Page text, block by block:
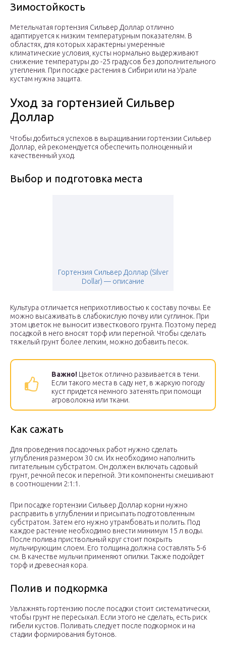
Зимостойкость
Метельчатая гортензия Сильвер Доллар отлично
адаптируется к низким температурным показателям. В
областях, для которых характерны умеренные
климатические условия, кусты нормально выдерживают
снижение температуры до -25 градусов без дополнительного
утепления. При посадке растения в Сибири или на Урале
кустам нужна защита.
Уход за гортензией Сильвер
Доллар
Чтобы добиться успехов в выращивании гортензии Сильвер
Доллар, ей рекомендуется обеспечить полноценный и
качественный уход.
Выбор и подготовка места
Гортензия Сильвер Доллар (Silver
Dollar) — описание
Культура отличается неприхотливостью к составу почвы. Ее
можно высаживать в слабокислую почву или суглинок. При
этом цветок не выносит известкового грунта. Поэтому перед
посадкой в него вносят торф или перегной. Чтобы сделать
тяжелый грунт более легким, можно добавить песок.
Важно! Цветок отлично развивается в тени.
Если такого места в саду нет, в жаркую погоду
куст придется немного затенять при помощи
агроволокна или ткани.
Как сажать
Для проведения посадочных работ нужно сделать
углубления размером 30 см. Их необходимо наполнить
питательным субстратом. Он должен включать садовый
грунт, речной песок и перегной. Эти компоненты смешивают
в соотношении 2:1:1.
При посадке гортензии Сильвер Доллар корни нужно
расправить в углублении и присыпать подготовленным
субстратом. Затем его нужно утрамбовать и полить. Под
каждое растение необходимо внести минимум 15 л воды.
После полива приствольный круг стоит покрыть
мульчирующим слоем. Его толщина должна составлять 5-6
см. В качестве мульчи применяют опилки. Также подойдет
торф и древесная кора.
Полив и подкормка
Увлажнять гортензию после посадки стоит систематически,
чтобы грунт не пересыхал. Если этого не сделать, есть риск
гибели кустов. Поливать следует после подкормок и на
стадии формирования бутонов.